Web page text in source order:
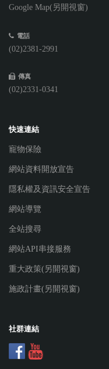
Google Map(另開視窗)
電話
(02)2381-2991
傳真
(02)2331-0341
快速連結
寵物保險
網站資料開放宣告
隱私權及資訊安全宣告
網站導覽
全站搜尋
網站API串接服務
重大政策(另開視窗)
施政計畫(另開視窗)
社群連結